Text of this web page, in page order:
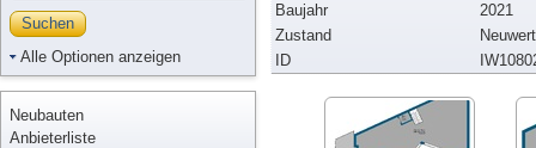
Suchen
Alle Optionen anzeigen
Neubauten
Anbieterliste
Baujahr
2021
Zustand
ID